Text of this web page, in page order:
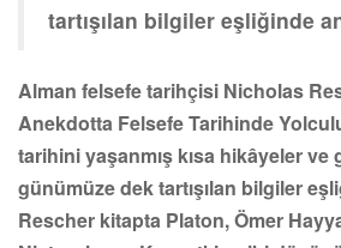
tartışılan bilgiler eşliğinde
Alman felsefe tarihçisi Nicholas
Anekdotta Felsefe Tarihinde
tarihini yaşanmış kısa hikâyeler ve
günümüze dek tartışılan bilgiler
Rescher kitapta Platon, Ömer